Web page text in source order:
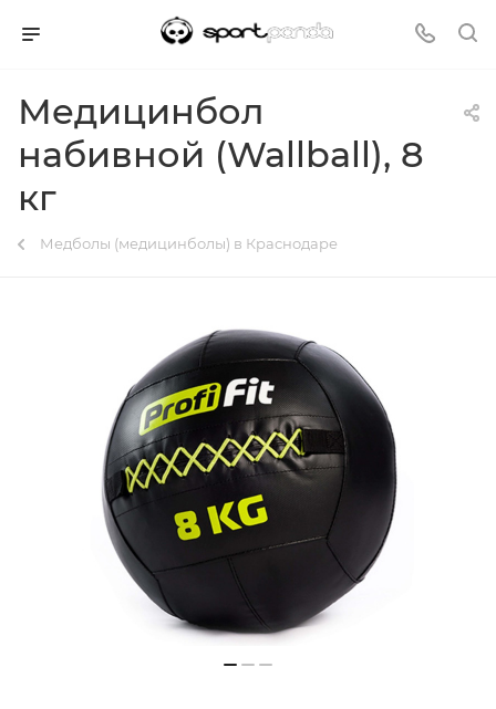
Медицинбол
набивной (Wallball), 8
кг
Медболы (медицинболы) в Краснодаре